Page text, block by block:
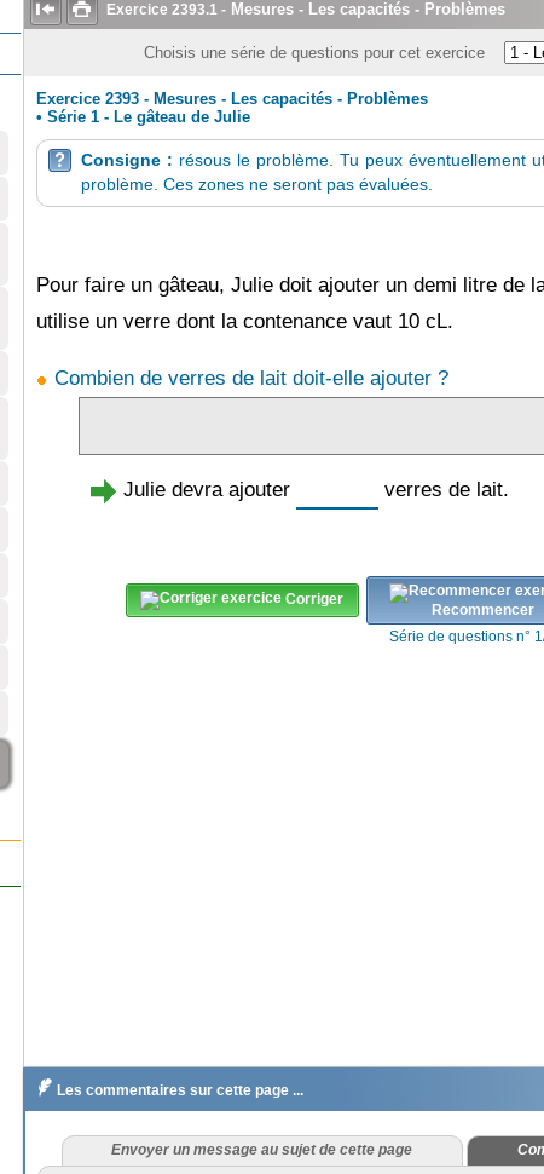
  Exercice 2393.1- Mesures - Les capacités - Problèmes
Choisis une série de questions pour cet exercice
Exercice 2393 - Mesures - Les capacités - Problèmes
• Série 1 - Le gâteau de Julie
 Consigne : résous le problème. Tu peux éventuellement
problème. Ces zones ne seront pas évaluées.
Pour faire un gâteau, Julie doit ajouter un demi litre de
utilise un verre dont la contenance vaut 10 cL.
Combien de verres de lait doit-elle ajouter ?
Julie devra ajouter verres de lait.
Corriger
Recommencer
Série de questions n°
 Les commentaires sur cette page ...
Envoyer un message au sujet de cette page